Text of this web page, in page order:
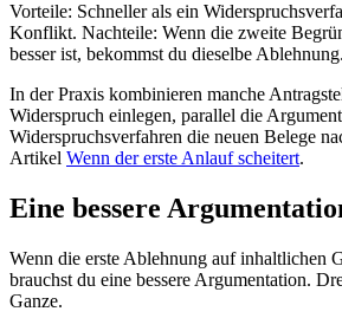
Vorteile: Schneller als ein
Konflikt. Nachteile: Wenn die zweite
besser ist, bekommst du dieselbe Ablehnung.
In der Praxis kombinieren manche
Widerspruch einlegen, parallel die
Widerspruchsverfahren die neuen Belege
Artikel Wenn der erste Anlauf scheitert.
Eine bessere
Wenn die erste Ablehnung auf inhaltlichen
brauchst du eine bessere Argumentation.
Ganze.